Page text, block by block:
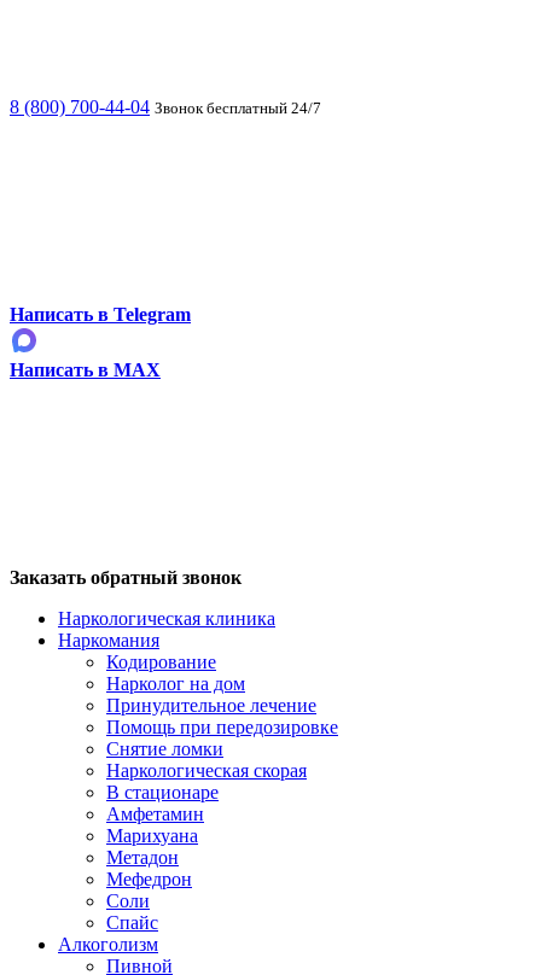
8 (800) 700-44-04 Звонок бесплатный 24/7
Написать в Telegram
Написать в MAX
Заказать обратный звонок
Наркологическая клиника
Наркомания
Кодирование
Нарколог на дом
Принудительное лечение
Помощь при передозировке
Снятие ломки
Наркологическая скорая
В стационаре
Амфетамин
Марихуана
Метадон
Мефедрон
Соли
Спайс
Алкоголизм
Пивной